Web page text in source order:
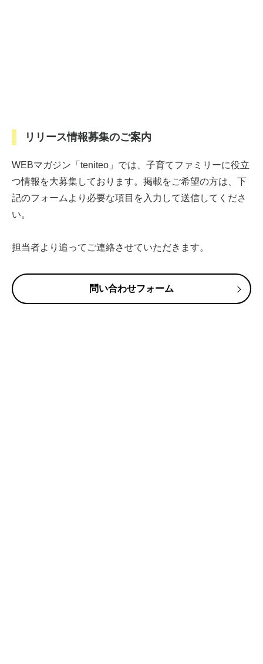
リリース情報募集のご案内
WEBマガジン「teniteo」では、子育てファミリーに役立
つ情報を大募集しております。掲載をご希望の方は、下
記のフォームより必要な項目を入力して送信してくださ
い。
担当者より追ってご連絡させていただきます。
問い合わせフォーム